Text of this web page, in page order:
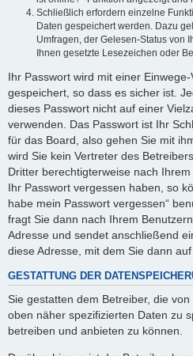
Schließlich erfordern einzelne
Daten gespeichert werden. Dazu
Umfragen, der Gelesen-Status von
Ihnen gesetzte Lesezeichen oder
Ihr Passwort wird mit einer
gespeichert, so dass es sicher ist.
dieses Passwort nicht auf einer
verwenden. Das Passwort ist Ihr
für das Board, also gehen Sie mit
wird Sie kein Vertreter des
Dritter berechtigterweise nach
Ihr Passwort vergessen haben, so
habe mein Passwort vergessen“
fragt Sie dann nach Ihrem
Adresse und sendet anschließend
diese Adresse, mit dem Sie dann
GESTATTUNG DER
Sie gestatten dem Betreiber, die
oben näher spezifizierten Daten zu
betreiben und anbieten zu können.